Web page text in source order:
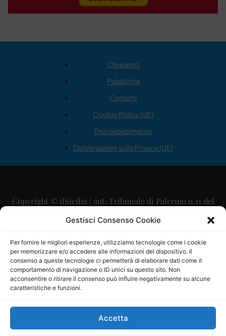
Gestisci Consenso Cookie
Per fornire le migliori esperienze, utilizziamo tecnologie come i cookie
per memorizzare e/o accedere alle informazioni del dispositivo. Il
consenso a queste tecnologie ci permetterà di elaborare dati come il
comportamento di navigazione o ID unici su questo sito. Non
acconsentire o ritirare il consenso può influire negativamente su alcune
caratteristiche e funzioni.
Accetta
Chi siamo
Pubblicità
Contatti
Cookie Policy (UE)
Disconoscimento
Dichiarazione sulla Privacy (UE)
Copyright © ilSicilia | aut. Tribunale di Palermo n.11 del
29/09/2015
Direttore Editoriale: Maurizio Scaglione
Direttore Responsabile: Maria Calabrese
P.IVA: 06334930820
Mercurio Comunicazione Società Cooperativa a r.l. è